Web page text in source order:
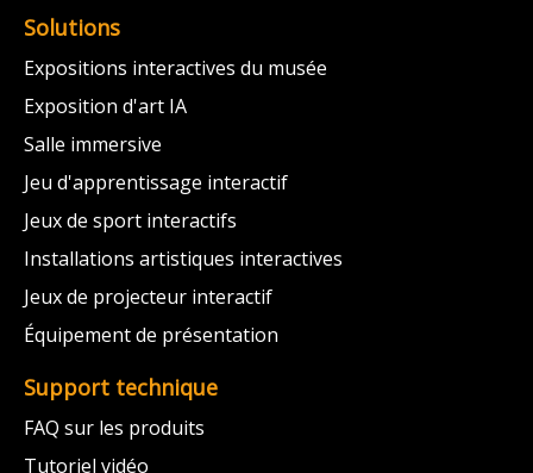
Solutions
Expositions interactives du musée
Exposition d'art IA
Salle immersive
Jeu d'apprentissage interactif
Jeux de sport interactifs
Installations artistiques interactives
Jeux de projecteur interactif
Équipement de présentation
Support technique
FAQ sur les produits
Tutoriel vidéo